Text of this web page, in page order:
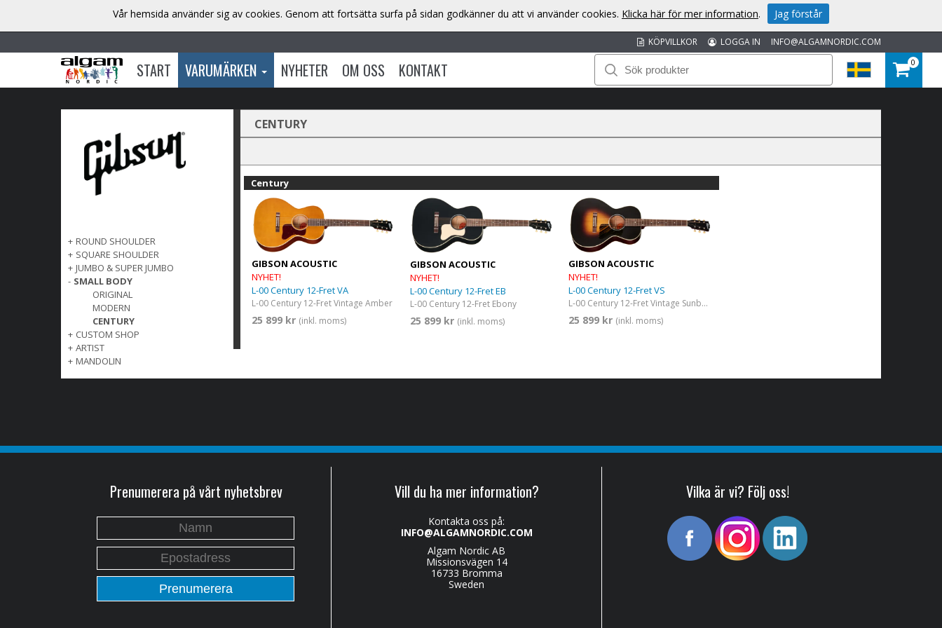
INFO@ALGAMNORDIC.COM
LOGGA IN
KÖPVILLKOR
START VARUMÄRKEN NYHETER OM OSS KONTAKT 0
+ ROUND SHOULDER
+ SQUARE SHOULDER
+ JUMBO & SUPER JUMBO
- SMALL BODY
ORIGINAL
MODERN
CENTURY
+ CUSTOM SHOP
+ ARTIST
+ MANDOLIN
CENTURY
Century
GIBSON ACOUSTIC
NYHET!
L-00 Century 12-Fret VA
L-00 Century 12-Fret Vintage Amber
25 899 kr (inkl. moms)
GIBSON ACOUSTIC
NYHET!
L-00 Century 12-Fret EB
L-00 Century 12-Fret Ebony
25 899 kr (inkl. moms)
GIBSON ACOUSTIC
NYHET!
L-00 Century 12-Fret VS
L-00 Century 12-Fret Vintage Sunburst
25 899 kr (inkl. moms)
Prenumerera på vårt nyhetsbrev Vill du ha mer information?
Kontakta oss på:
INFO@ALGAMNORDIC.COM
Algam Nordic AB
Missionsvägen 14
16733 Bromma
Sweden
Vilka är vi? Följ oss!
Vår hemsida använder sig av cookies. Genom att fortsätta surfa på sidan godkänner du att vi använder cookies. Klicka här för mer information. Jag förstår